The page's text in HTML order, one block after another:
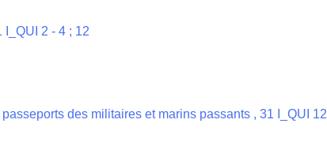
I_QUI 2 - 4 ; 12
des militaires et marins passants , 31 I_QUI 12